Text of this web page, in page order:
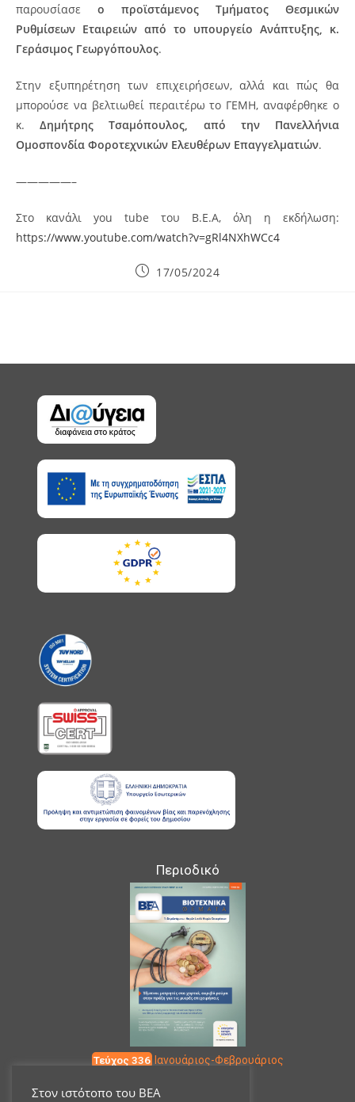
παρουσίασε ο προϊστάμενος Τμήματος Θεσμικών
Ρυθμίσεων Εταιρειών από το υπουργείο Ανάπτυξης, κ.
Γεράσιμος Γεωργόπουλος.
Στην εξυπηρέτηση των επιχειρήσεων, αλλά και πώς θα
μπορούσε να βελτιωθεί περαιτέρω το ΓΕΜΗ, αναφέρθηκε ο
κ.Δημήτρης Τσαμόπουλος, από την Πανελλήνια
Ομοσπονδία Φοροτεχνικών Ελευθέρων Επαγγελματιών.
—————–
Στο κανάλι you tube του Β.Ε.Α, όλη η εκδήλωση:
https://www.youtube.com/watch?v=gRl4NXhWCc4
Post17/05/2024
Περιοδικό
Τεύχος 336 Ιανουάριος-Φεβρουάριος
Στον ιστότοπο του ΒΕΑ